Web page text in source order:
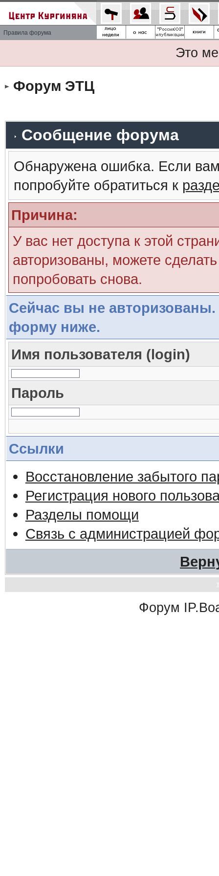
Правила форума
Это
Форум ЭТЦ
Сообщение форума
Обнаружена ошибка. Если
попробуйте обратиться к
Причина:
У вас нет доступа к этой
авторизованы, можете
попробовать снова.
Сейчас вы не авторизованы.
форму ниже.
Имя пользователя (login)
Пароль
Ссылки
Восстановление забытого
Регистрация нового
Разделы помощи
Связь с администрацией
Форум